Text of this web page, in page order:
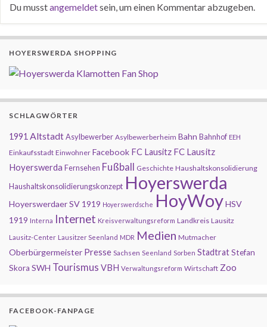
Du musstangemeldetsein, um einen Kommentar abzugeben.
HOYERSWERDA SHOPPING
SCHLAGWÖRTER
1991 AltstadtAsylbewerber Asylbewerberheim Bahn Bahnhof EEH
Einkaufsstadt Einwohner Facebook FC Lausitz FC Lausitz
Hoyerswerda Fernsehen Fußball Geschichte Haushaltskonsolidierung
Haushaltskonsolidierungskonzept Hoyerswerda
Hoyerswerdaer SV 1919 Hoyerswerdsche HoyWoyHSV
1919 Interna Internet Kreisverwaltungsreform Landkreis Lausitz
Lausitz-Center Lausitzer Seenland MDR Medien Mutmacher
Oberbürgermeister Presse Sachsen Seenland Sorben StadtratStefan
Skora SWH Tourismus VBH Verwaltungsreform Wirtschaft Zoo
FACEBOOK-FANPAGE